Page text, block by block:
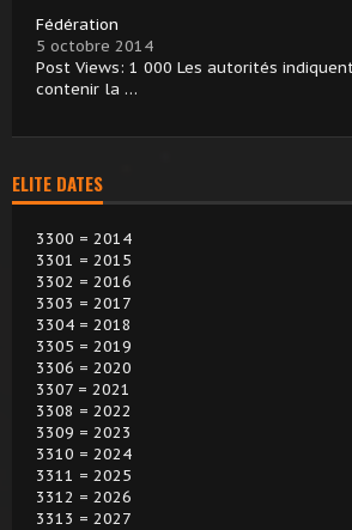
Fédération
5 octobre 2014
Post Views: 1 000 Les autorités
contenir la …
ELITE DATES
3300 = 2014
3301 = 2015
3302 = 2016
3303 = 2017
3304 = 2018
3305 = 2019
3306 = 2020
3307 = 2021
3308 = 2022
3309 = 2023
3310 = 2024
3311 = 2025
3312 = 2026
3313 = 2027